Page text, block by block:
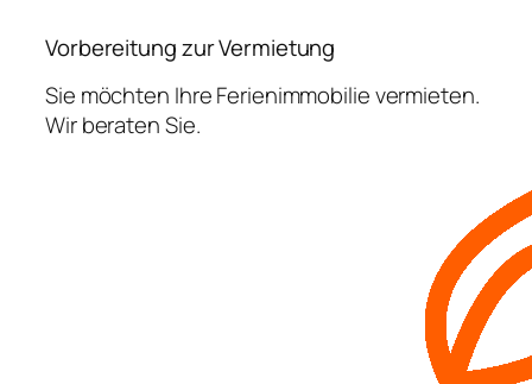
Vorbereitung zur Vermietung
Sie möchten Ihre Ferienimmobilie vermieten.
Wir beraten Sie.